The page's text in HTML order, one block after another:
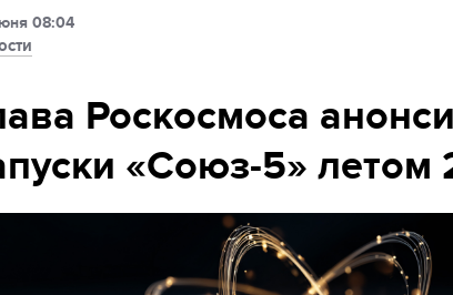
Экономика
Спорт
08:04
Роскосмоса
«Союз-5» летом